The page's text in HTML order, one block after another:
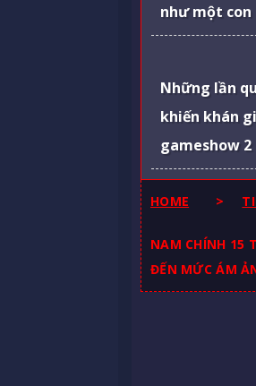
như một
Những lần
khiến khán
gameshow
HOME >
NAM CHÍNH 15
ĐẾN MỨC ÁM